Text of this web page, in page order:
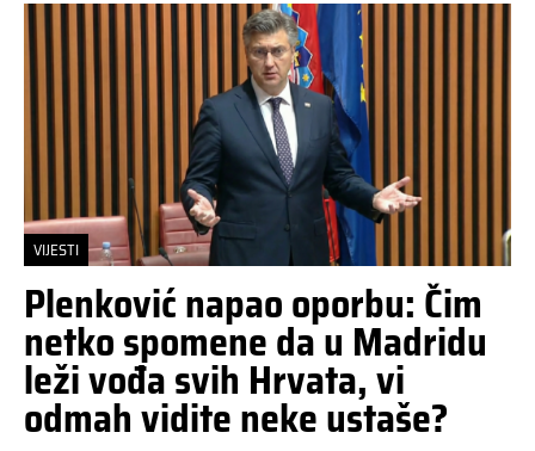
VIJESTI
Plenković napao oporbu: Čim
netko spomene da u Madridu
leži vođa svih Hrvata, vi
odmah vidite neke ustaše?